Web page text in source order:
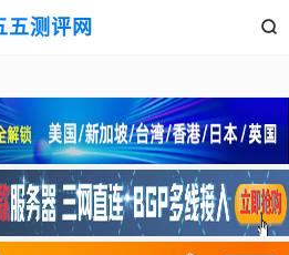
五测评网 